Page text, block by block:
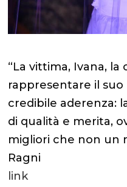
“La vittima, Ivana,
rappresentare il
credibile aderenza:
di qualità e merita,
migliori che non un
Ragni
link